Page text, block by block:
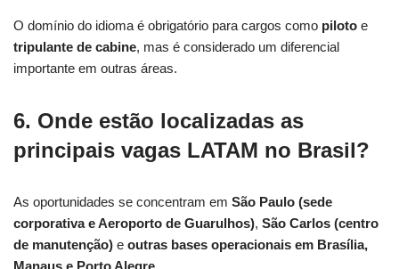
O domínio do idioma é obrigatório para cargos como piloto e
tripulante de cabine, mas é considerado um diferencial
importante em outras áreas.
6. Onde estão localizadas as
principais vagas LATAM no Brasil?
As oportunidades se concentram em São Paulo (sede
corporativa e Aeroporto de Guarulhos), São Carlos (centro
de manutenção) e outras bases operacionais em Brasília,
Manaus e Porto Alegre.